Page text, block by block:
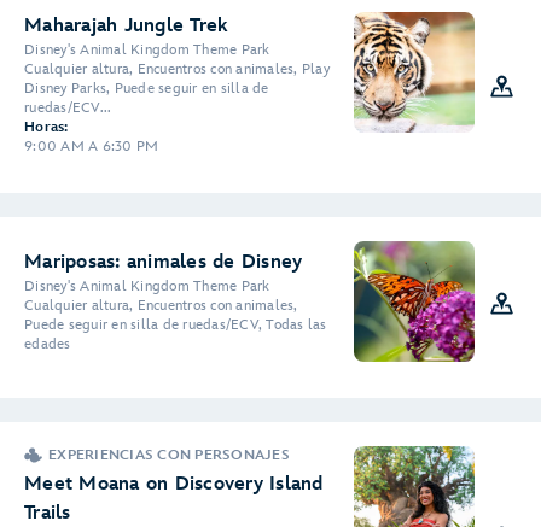
Maharajah Jungle Trek
Disney's Animal Kingdom Theme Park
Cualquier altura, Encuentros con animales, Play
Disney Parks, Puede seguir en silla de
ruedas/ECV...
Horas:
9:00 AM A 6:30 PM
Mariposas: animales de Disney
Disney's Animal Kingdom Theme Park
Cualquier altura, Encuentros con animales,
Puede seguir en silla de ruedas/ECV, Todas las
edades
EXPERIENCIAS CON PERSONAJES
Meet Moana on Discovery Island
Trails